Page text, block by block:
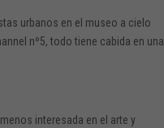
urbanos en el museo a cielo
nº5, todo tiene cabida en una
interesada en el arte y